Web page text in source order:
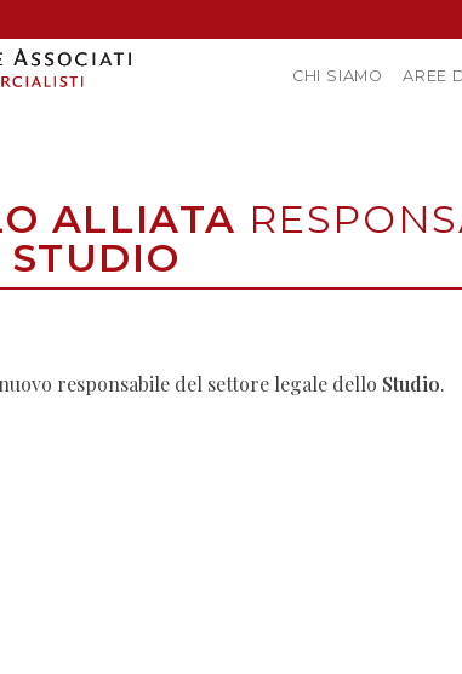
CHI SIAMO AREE
ALLIATA
STUDIO
responsabile del settore legale dello Studio.